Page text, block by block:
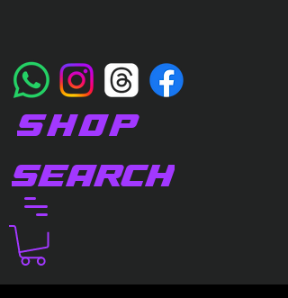
SHOP
SEARCH